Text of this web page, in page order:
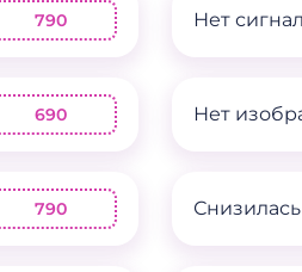
790 Нет
690 Нет
790